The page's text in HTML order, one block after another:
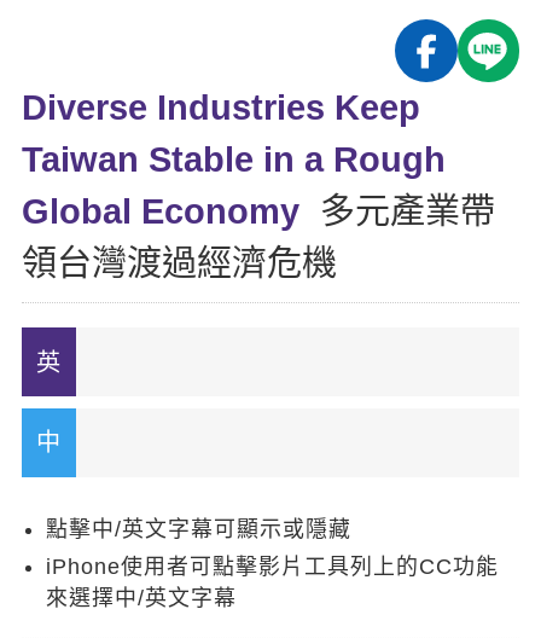
開口溜英文
旅遊英文
基礎字彙
情境閱讀
英文文法技巧
英語俱樂部
ECAM
Let's Talk
日語
韓語
西班牙語
外語即時通
更多
一對一家教
企業訓練
點讀筆教材
活動花絮
Recruiting
Diverse Industries Keep
Taiwan Stable in a Rough
Global Economy 多元產業帶
領台灣渡過經濟危機
點擊中/英文字幕可顯示或隱藏
iPhone使用者可點擊影片工具列上的CC功能
來選擇中/英文字幕